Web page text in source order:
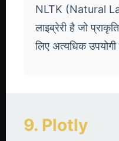
NLTK (Natural
लाइब्रेरी है जो
लिए अत्यधिक उपयोगी
9. Plotly